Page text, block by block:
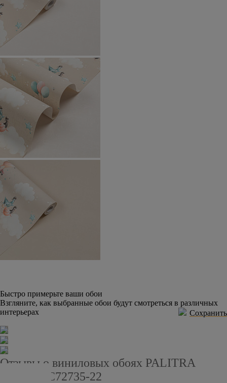
Быстро примерьте ваши обои
Взгляните, как выбранные обои будут смотреться в различных
интерьерах
Сохранить
Отзывы о виниловых обоях PALITRA
HOME HC72735-22